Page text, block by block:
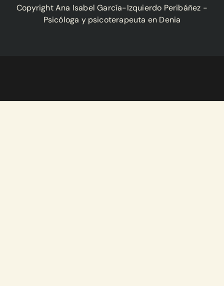
Copyright Ana Isabel García-Izquierdo Peribáñez -
Psicóloga y psicoterapeuta en Denia